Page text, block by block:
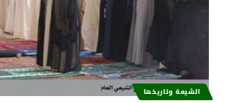
الشيعة وتاریخها